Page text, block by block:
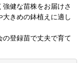
健な苗株をお届けさ
きめの鉢植えに適し
登録苗で丈夫で育て